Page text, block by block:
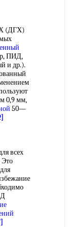
(ДГХ)
ПИД,
и др.).
0,9 мм,
50—
всех
Это